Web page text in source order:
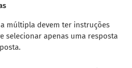
múltipla devem ter instruções
selecionar apenas uma resposta